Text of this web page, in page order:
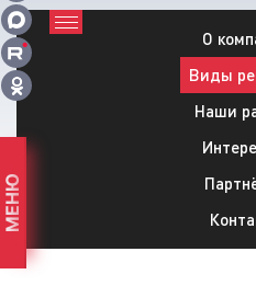
О
Виды
Наши
МЕНЮ